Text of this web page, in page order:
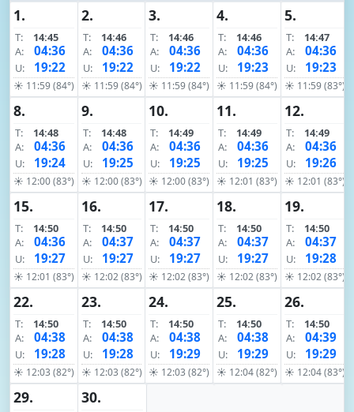
1.
T:
14:45
A:
04:36
U: 19:22
☀ 11:59 (84°)
2.
T:
14:46
A:
04:36
U: 19:22
☀ 11:59 (84°)
3.
T:
14:46
A:
04:36
U: 19:22
☀ 11:59 (84°)
4.
T:
14:46
A:
04:36
U: 19:23
☀ 11:59 (84°)
5.
T:
14:47
A:
04:36
U: 19:23
☀ 11:59 (83°)
8.
T:
14:48
A:
04:36
U: 19:24
☀ 12:00 (83°)
9.
T:
14:48
A:
04:36
U: 19:25
☀ 12:00 (83°)
10.
T:
14:49
A:
04:36
U: 19:25
☀ 12:00 (83°)
11.
T:
14:49
A:
04:36
U: 19:25
☀ 12:01 (83°)
12.
T:
14:49
A:
04:36
U: 19:26
☀ 12:01 (83°)
15.
T:
14:50
A:
04:36
U: 19:27
☀ 12:01 (83°)
16.
T:
14:50
A:
04:37
U: 19:27
☀ 12:02 (83°)
17.
T:
14:50
A:
04:37
U: 19:27
☀ 12:02 (83°)
18.
T:
14:50
A:
04:37
U: 19:27
☀ 12:02 (83°)
19.
T:
14:50
A:
04:37
U: 19:28
☀ 12:02 (83°)
22.
T:
14:50
A:
04:38
U: 19:28
☀ 12:03 (82°)
23.
T:
14:50
A:
04:38
U: 19:28
☀ 12:03 (82°)
24.
T:
14:50
A:
04:38
U: 19:29
☀ 12:03 (82°)
25.
T:
14:50
A:
04:38
U: 19:29
☀ 12:04 (82°)
26.
T:
14:50
A:
04:39
U: 19:29
☀ 12:04 (83°)
29. 30.